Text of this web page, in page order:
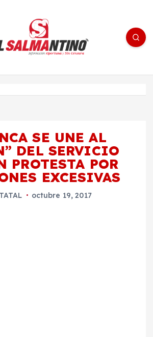
- medios/noticias/editorial
SE UNE AL
DEL SERVICIO
PROTESTA POR
EXCESIVAS
octubre 19, 2017